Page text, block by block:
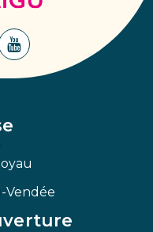
Montaigu
Lien
Vendée